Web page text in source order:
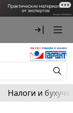
Налоги и